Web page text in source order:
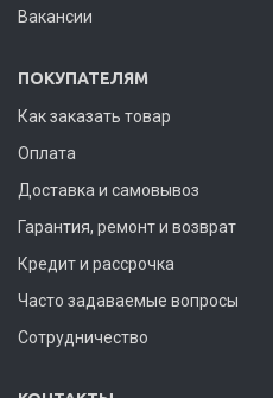
Вакансии
ПОКУПАТЕЛЯМ
Как заказать товар
Оплата
Доставка и самовывоз
Гарантия, ремонт и возврат
Кредит и рассрочка
Часто задаваемые вопросы
Сотрудничество